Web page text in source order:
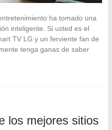
ha tomado una
inteligente. Si usted es el
TV LG y un ferviente fan de
tenga ganas de saber
los mejores sitios